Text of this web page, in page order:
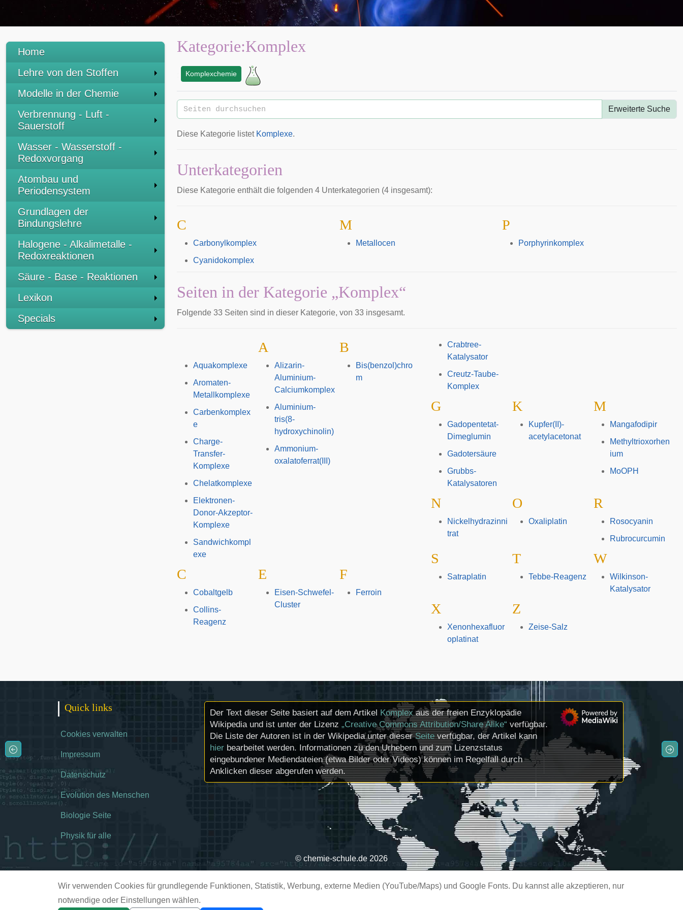
Wir verwenden Cookies für grundlegende Funktionen, Statistik, Werbung, externe Medien (YouTube/Maps) und Google Fonts. Du kannst alle akzeptieren, nur
notwendige oder Einstellungen wählen.
Home
Lehre von den Stoffen
Modelle in der Chemie
Verbrennung - Luft -
Sauerstoff
Wasser - Wasserstoff -
Redoxvorgang
Atombau und
Periodensystem
Grundlagen der
Bindungslehre
Halogene - Alkalimetalle -
Redoxreaktionen
Säure - Base - Reaktionen
Lexikon
Specials
Kategorie:Komplex
Komplexchemie
Erweiterte Suche
Diese Kategorie listet Komplexe.
Unterkategorien
Diese Kategorie enthält die folgenden 4 Unterkategorien (4 insgesamt):
C
Carbonylkomplex
Cyanidokomplex
M
Metallocen
P
Porphyrinkomplex
Seiten in der Kategorie „Komplex“
Folgende 33 Seiten sind in dieser Kategorie, von 33 insgesamt.
Aquakomplexe
Aromaten-
Metallkomplexe
Carbenkomplex
e
Charge-
Transfer-
Komplexe
Chelatkomplexe
Elektronen-
Donor-Akzeptor-
Komplexe
Sandwichkompl
exe
A
Alizarin-
Aluminium-
Calciumkomplex
Aluminium-
tris(8-
hydroxychinolin)
Ammonium-
oxalatoferrat(III)
B
Bis(benzol)chro
m
C
Cobaltgelb
Collins-
Reagenz
Crabtree-
Katalysator
Creutz-Taube-
Komplex
E
Eisen-Schwefel-
Cluster
F
Ferroin
G
Gadopentetat-
Dimeglumin
Gadotersäure
Grubbs-
Katalysatoren
K
Kupfer(II)-
acetylacetonat
M
Mangafodipir
Methyltrioxorhen
ium
MoOPH
N
Nickelhydrazinni
trat
O
Oxaliplatin
R
Rosocyanin
Rubrocurcumin
S
Satraplatin
T
Tebbe-Reagenz
W
Wilkinson-
Katalysator
X
Xenonhexafluor
oplatinat
Z
Zeise-Salz
Quick links
Cookies verwalten
Impressum
Datenschutz
Evolution des Menschen
Biologie Seite
Physik für alle
Der Text dieser Seite basiert auf dem Artikel Komplexaus der freien Enzyklopädie
Wikipedia und ist unter der Lizenz „Creative Commons Attribution/Share Alike“ verfügbar.
Die Liste der Autoren ist in der Wikipedia unter dieserSeiteverfügbar, der Artikel kann
hier bearbeitet werden. Informationen zu den Urhebern und zum Lizenzstatus
eingebundener Mediendateien (etwa Bilder oder Videos) können im Regelfall durch
Anklicken dieser abgerufen werden.
© chemie-schule.de 2026